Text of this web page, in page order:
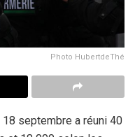
Photo HubertdeThé
septembre a réuni 40